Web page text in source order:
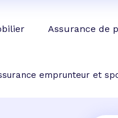
Assurance de
emprunteur et